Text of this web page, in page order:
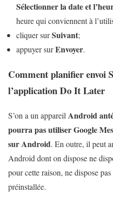
Sélectionner la date et
heure qui conviennent à
cliquer surSuivant;
appuyer surEnvoyer.
Comment planifier envoi
l’application Do It Later
S’on a un appareil Android
pourra pas utiliser Google
sur Android. En outre, il peut
Android dont on dispose ne
pour cette raison, ne dispose
préinstallée.